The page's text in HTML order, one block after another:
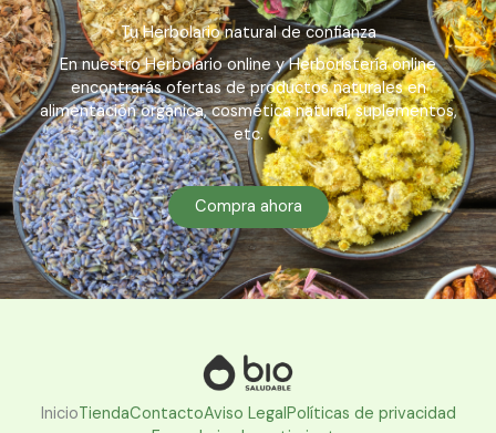
Tu Herbolario natural de confianza
En nuestro Herbolario online y Herboristería online
encontrarás ofertas de productos naturales en
alimentación orgánica, cosmética natural, suplementos,
etc.
Compra ahora
InicioTiendaContactoAviso LegalPolíticas de privacidad